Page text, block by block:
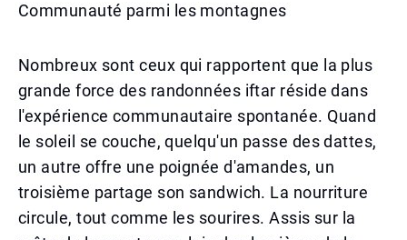
Communauté parmi les montagnes
Nombreux sont ceux qui rapportent que la plus
grande force des randonnées iftar réside dans
l'expérience communautaire spontanée. Quand
le soleil se couche, quelqu'un passe des dattes,
un autre offre une poignée d'amandes, un
troisième partage son sandwich. La nourriture
circule, tout comme les sourires. Assis sur la